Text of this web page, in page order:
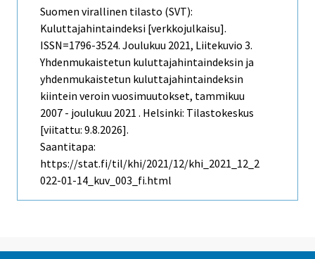
Suomen virallinen tilasto (SVT):
Kuluttajahintaindeksi [verkkojulkaisu].
ISSN=1796-3524. Joulukuu 2021, Liitekuvio 3.
Yhdenmukaistetun kuluttajahintaindeksin ja
yhdenmukaistetun kuluttajahintaindeksin
kiintein veroin vuosimuutokset, tammikuu
2007 - joulukuu 2021 . Helsinki: Tilastokeskus
[viitattu: 9.8.2026].
Saantitapa:
https://stat.fi/til/khi/2021/12/khi_2021_12_2
022-01-14_kuv_003_fi.html